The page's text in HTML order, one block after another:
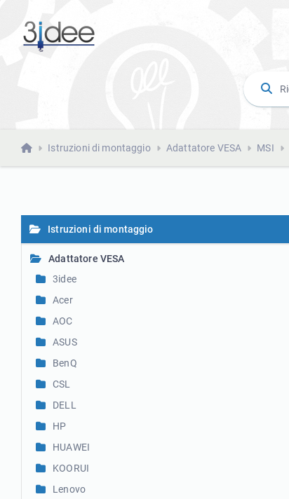
Istruzioni di montaggio Adattatore VESA MSI
Istruzioni di montaggio
Adattatore VESA
3idee
Acer
AOC
ASUS
BenQ
CSL
DELL
HP
HUAWEI
KOORUI
Lenovo